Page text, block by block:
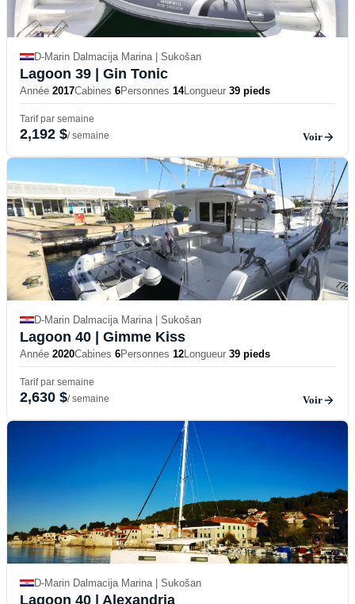
D-Marin Dalmacija Marina | Sukošan
Lagoon 39 | Gin Tonic
Année 2017Cabines 6Personnes 14Longueur 39 pieds
Tarif par semaine
2,192 $/ semaine Voir
D-Marin Dalmacija Marina | Sukošan
Lagoon 40 | Gimme Kiss
Année 2020Cabines 6Personnes 12Longueur 39 pieds
Tarif par semaine
2,630 $/ semaine Voir
D-Marin Dalmacija Marina | Sukošan
Lagoon 40 | Alexandria